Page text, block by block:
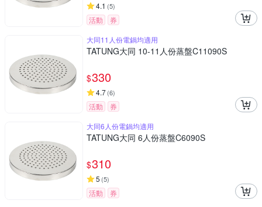
4.1 (5)
活動
券
大同11人份電鍋均適用
TATUNG大同 10-11人份蒸盤C11090S
$330
4.7(6)
活動
券
大同6人份電鍋均適用
TATUNG大同 6人份蒸盤C6090S
$310
5 (5)
活動
券